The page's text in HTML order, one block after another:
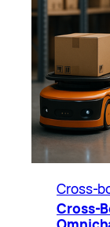
Cross-
Cross-